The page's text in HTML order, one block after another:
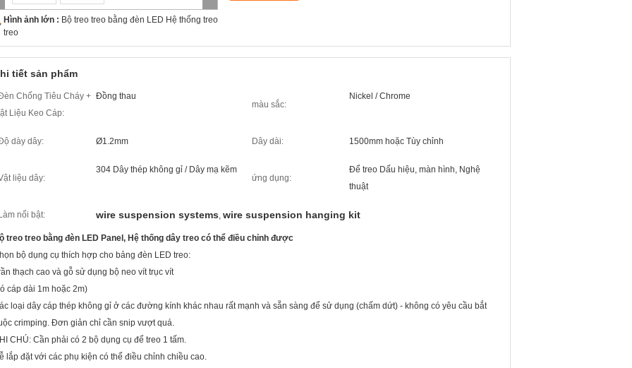
Hình ảnh lớn : Bộ treo treo bằng đèn LED Hệ thống treo
treo
tiết sản phẩm
Chống Tiêu Cháy +
Liệu Keo Cáp:
Đồng thau
màu sắc:
Nickel / Chrome
dày dây: Ø1.2mm Dây dài: 1500mm hoặc Tùy chỉnh
liệu dây:
304 Dây thép không gỉ / Dây mạ kẽm
ứng dụng:
Để treo Dấu hiệu, màn hình, Nghệ
thuật
Làm nổi bật: wire suspension systems, wire suspension hanging kit
treo treo bằng đèn LED Panel, Hệ thống dây treo có thể điều chỉnh được
bộ dụng cụ thích hợp cho bảng đèn LED treo:
thạch cao và gỗ sử dụng bộ neo vít trục vít
cáp dài 1m hoặc 2m)
loại dây cáp thép không gỉ ở các đường kính khác nhau rất mạnh và sẵn sàng để sử dụng (chấm dứt) - không có yêu cầu bắt
crimping. Đơn giản chỉ cần snip vượt quá.
CHÚ: Cần phải có 2 bộ dụng cụ để treo 1 tấm.
lắp đặt với các phụ kiện có thể điều chỉnh chiều cao.